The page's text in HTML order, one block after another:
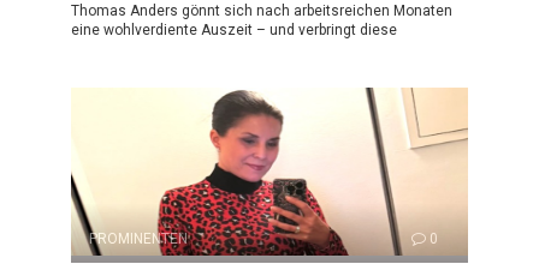
Thomas Anders gönnt sich nach arbeitsreichen Monaten
eine wohlverdiente Auszeit – und verbringt diese
PROMINENTEN 0